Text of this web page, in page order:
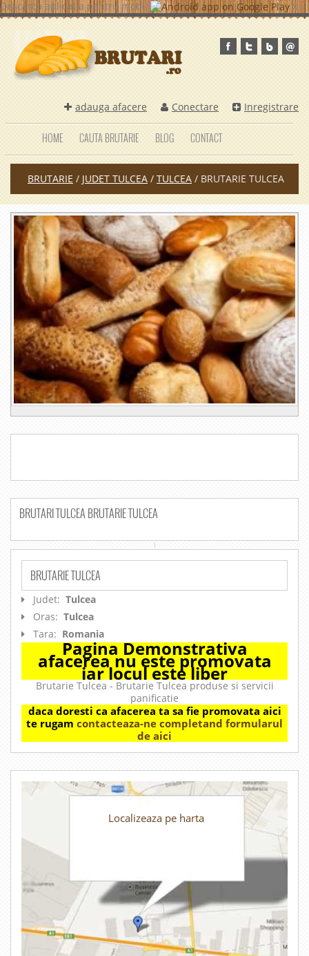
Descarca aplicatia pentru mobil x
adauga afacere Conectare Inregistrare
HOME CAUTA BRUTARIE BLOG CONTACT
BRUTARIE / JUDET TULCEA / TULCEA / BRUTARIE TULCEA
BRUTARI TULCEA BRUTARIE TULCEA
BRUTARIE TULCEA
Judet: Tulcea
Oras: Tulcea
Tara: Romania
Pagina Demonstrativa
afacerea nu este promovata
iar locul este liber
Brutarie Tulcea - Brutarie Tulcea produse si servicii
panificatie
daca doresti ca afacerea ta sa fie promovata aici
te rugam contacteaza-ne completand formularul
de aici
Localizeaza pe harta